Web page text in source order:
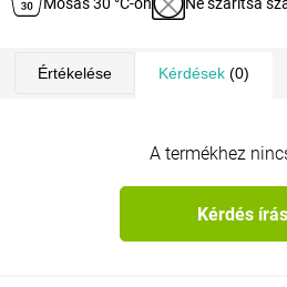
Értékelése Kérdések(0)
A termékhez
Kérdés